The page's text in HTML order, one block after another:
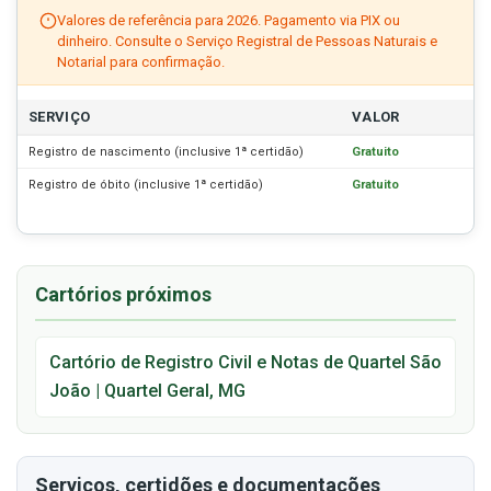
Valores de referência para 2026. Pagamento via PIX ou
dinheiro. Consulte o Serviço Registral de Pessoas Naturais e
Notarial para confirmação.
SERVIÇO VALOR
Registro de nascimento (inclusive 1ª certidão) Gratuito
Registro de óbito (inclusive 1ª certidão) Gratuito
Cartórios próximos
Cartório de Registro Civil e Notas de Quartel São
João | Quartel Geral, MG
Serviços, certidões e documentações